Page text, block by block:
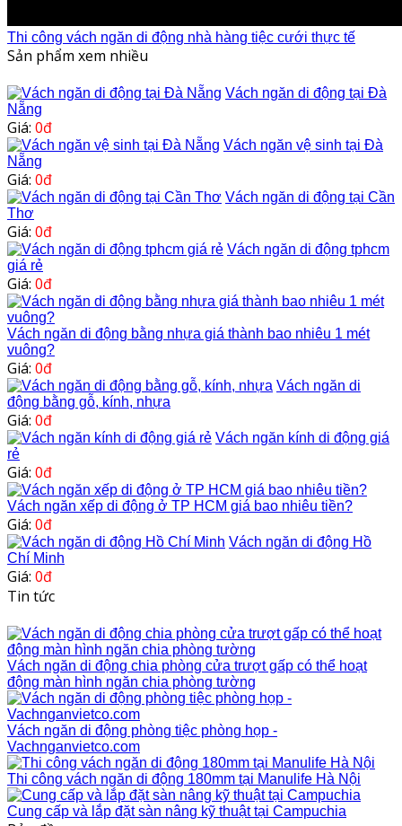
Thi công vách ngăn di động nhà hàng tiệc cưới thực tế
Sản phẩm xem nhiều
Vách ngăn di động tại Đà
Nẵng
Giá: 0đ
Vách ngăn vệ sinh tại Đà
Nẵng
Giá: 0đ
Vách ngăn di động tại Cần
Thơ
Giá: 0đ
Vách ngăn di động tphcm
giá rẻ
Giá: 0đ
Vách ngăn di động bằng nhựa giá thành bao nhiêu 1 mét
vuông?
Giá: 0đ
Vách ngăn di
động bằng gỗ, kính, nhựa
Giá: 0đ
Vách ngăn kính di động giá
rẻ
Giá: 0đ
Vách ngăn xếp di động ở TP HCM giá bao nhiêu tiền?
Giá: 0đ
Vách ngăn di động Hồ
Chí Minh
Giá: 0đ
Tin tức
Vách ngăn di động chia phòng cửa trượt gấp có thể hoạt
động màn hình ngăn chia phòng tường
Vách ngăn di động phòng tiệc phòng họp -
Vachnganvietco.com
Thi công vách ngăn di động 180mm tại Manulife Hà Nội
Cung cấp và lắp đặt sàn nâng kỹ thuật tại Campuchia